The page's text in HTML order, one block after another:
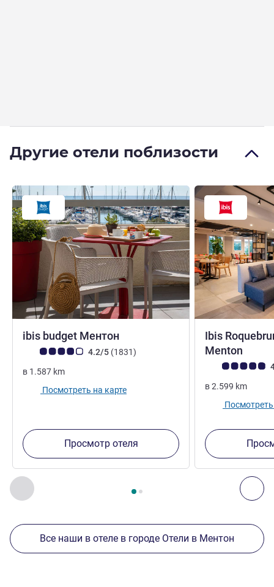
Другие отели поблизости
Назад - Другие отели поблизости
Страница , Другие отели поблизости 1 :, Другие
ibis budget Ментон
Примечание: отзывы клиентов (Рейтинг ALL)
4.2/5 (1831Отзывов
)
в 1.587 km
Посмотреть на карте
Просмотр отеля
Ibis
Menton
Примечание:
в2.599 km
Посмотреть
Все наши в отеле в городе Отели в Ментон